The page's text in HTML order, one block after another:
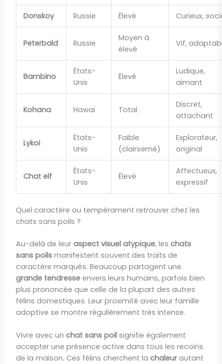
Donskoy Russie Élevé Curieux,
Peterbald Russie
Moyen à
élevé
Vif,
Bambino
États-
Unis
Élevé
Ludique,
aimant
Kohana Hawaï Total
Discret,
attachant
Lykoi
États-
Unis
Faible
(clairsemé)
Explorateur,
original
Chat elf
États-
Unis
Élevé
Affectueux,
expressif
Quel caractère ou tempérament retrouver chez les
chats sans poils ?
Au-delà de leur aspect visuel atypique, les chats
sans poilsmanifestent souvent des traits de
caractère marqués. Beaucoup partagent une
grande tendresseenvers leurs humains, parfois bien
plus prononcée que celle de la plupart des autres
félins domestiques. Leur proximité avec leur famille
adoptive se montre régulièrement très intense.
Vivre avec un chat sans poilsignifie également
accepter une présence active dans tous les recoins
de la maison. Ces félins cherchent la chaleurautant